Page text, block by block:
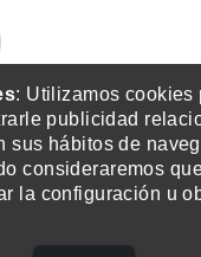
: Utilizamos cookies
publicidad
sus hábitos de
consideraremos
la configuración u